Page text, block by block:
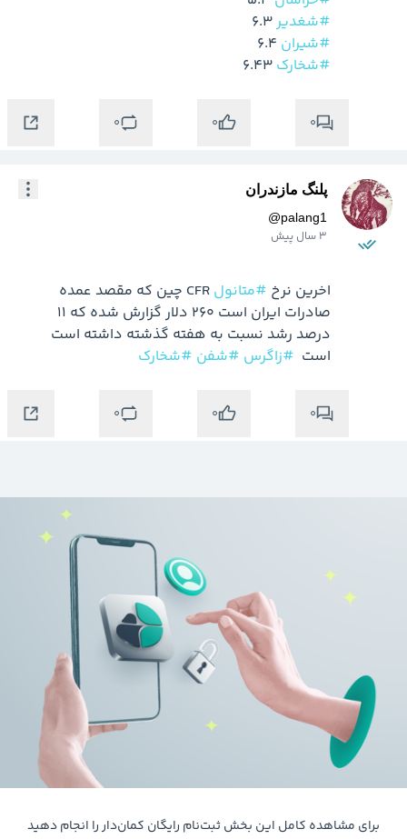
#شغدیر
#شیران
#شخارک
0
0
0
پلنگ مازندران
@palang1
3 سال پیش
اخرین نرخ #متانول
است #زاگرس #شفن #شخارک
0
0
0
برای مشاهده کامل این بخش ثبت‌نام رایگان کمان‌دار را انجام دهید